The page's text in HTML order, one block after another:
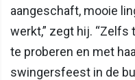
aangeschaft, mooie
werkt,” zegt hij.
te proberen en met
swingersfeest in de